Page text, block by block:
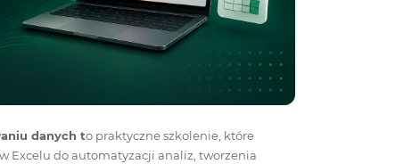
danych to praktyczne szkolenie, które
Excelu do automatyzacji analiz, tworzenia